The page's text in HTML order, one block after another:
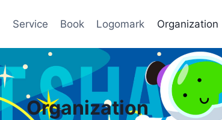
Service Book Logomark Organization
Organization